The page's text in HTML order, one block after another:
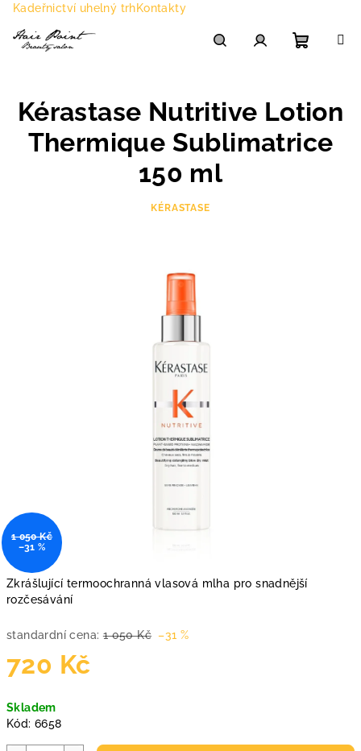
Přejít
obsah
Kadeřnictví uhelný trhKontakty
košík
Zkrášlující termoochranná vlasová mlha pro snadnější
rozčesávání
standardní cena: 1 050 Kč –31 %
720 Kč
cena:
Skladem
Kód: 6658
Kérastase Nutritive Lotion
Thermique Sublimatrice
150 ml
KÉRASTASE
1 050 Kč
–31 %